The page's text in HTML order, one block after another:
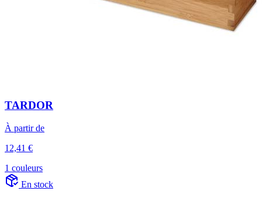
TARDOR
À partir de
12,41 €
1 couleurs
En stock